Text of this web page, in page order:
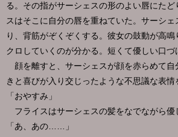
る。その指がサーシェスの形のよい唇にたど
スはそこに自分の唇を重ねていた。サーシ
り、背筋がぞくぞくする。彼女の鼓動が高
クロしていくのが分かる。短くて優しい口づ
顔を離すと、サーシェスが顔を赤らめて自
きと喜びが入り交じったような不思議な表情
「おやすみ」
フライスはサーシェスの髪をなでながら優
「あ、あの……」